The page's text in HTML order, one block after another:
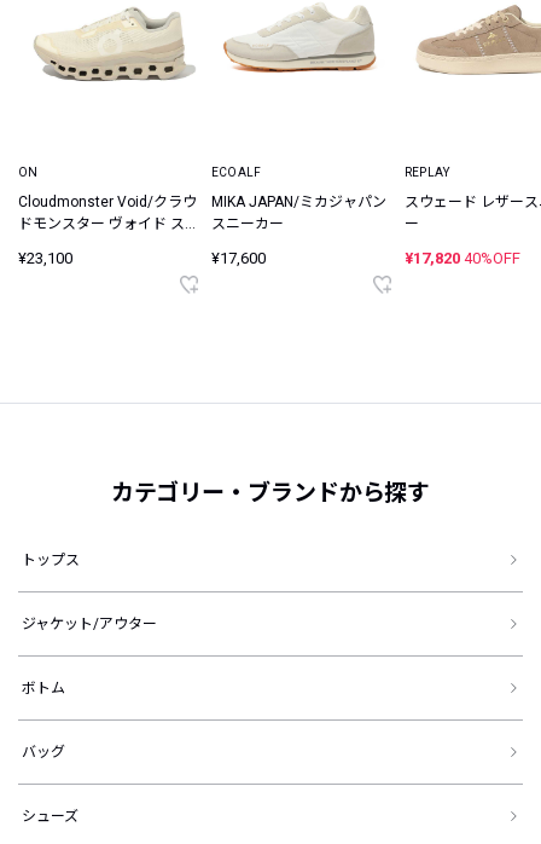
ON
Cloudmonster Void/クラウ
ドモンスター ヴォイド スニ
¥23,100
ECOALF
MIKA JAPAN/ミカジャパン
スニーカー
¥17,600
REPLAY
スウェード レザー
ー
¥17,820 40%OFF
カテゴリー・ブランドから探す
トップス
ジャケット/アウター
ボトム
バッグ
シューズ